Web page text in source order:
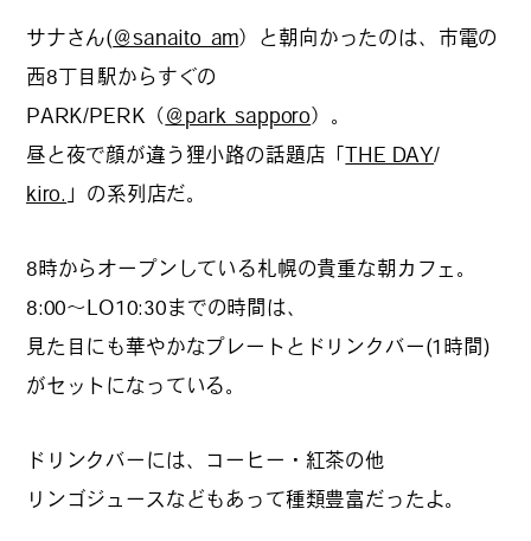
#夢中になれる、仕事のは
なし
サナさん(＠sanaito_am）と朝向かったのは、市電の
西8丁目駅からすぐの
PARK/PERK（ ＠park_sapporo）。
昼と夜で顔が違う狸小路の話題店「THE DAY/
kiro. 」の系列店だ。
8時からオープンしている札幌の貴重な朝カフェ。
8:00〜LO10:30までの時間は、
見た目にも華やかなプレートとドリンクバー(1時間)
がセットになっている。
ドリンクバーには、コーヒー・紅茶の他
リンゴジュースなどもあって種類豊富だったよ。